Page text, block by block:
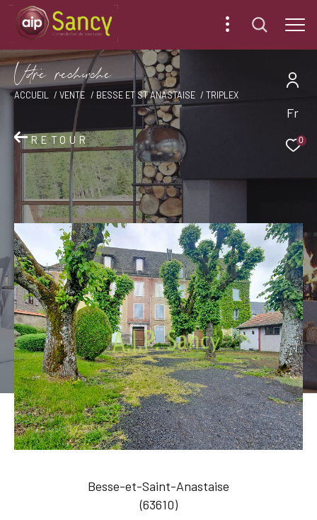
Fr
0
Vore recece
ACCUEIL VENTE BESSE ET ST ANASTAISE TRIPLEX
RETOUR
Besse-et-Saint-Anastaise
(63610)